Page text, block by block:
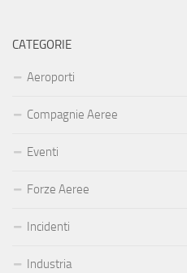
CATEGORIE
Aeroporti
Compagnie Aeree
Eventi
Forze Aeree
Incidenti
Industria